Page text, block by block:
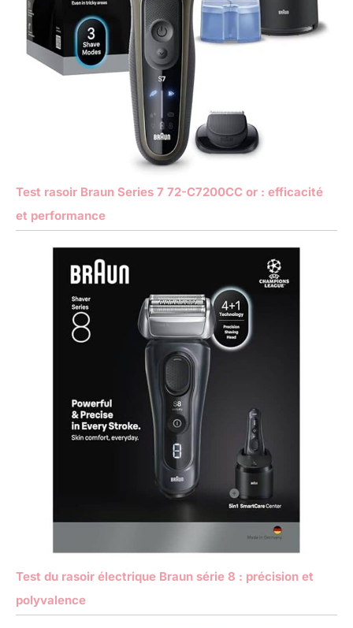
Test rasoir Braun Series 7 72-C7200CC or : efficacité
et performance
Test du rasoir électrique Braun série 8 : précision et
polyvalence